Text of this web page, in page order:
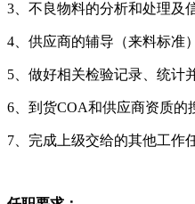
3、不良物料的分析和处理及
4、供应商的辅导（来料标准
5、做好相关检验记录、统计
6、到货COA和供应商资质的
7、完成上级交给的其他工作